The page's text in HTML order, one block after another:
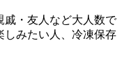
戚・友人など大人数で
しみたい人、冷凍保存